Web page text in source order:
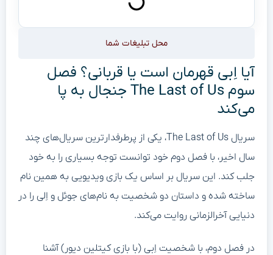
محل تبلیغات شما
آیا اِبی قهرمان است یا قربانی؟ فصل
سوم The Last of Us جنجال به پا
می‌کند
سریال The Last of Us، یکی از پرطرفدارترین سریال‌های چند
سال اخیر، با فصل دوم خود توانست توجه بسیاری را به خود
جلب کند. این سریال بر اساس یک بازی ویدیویی به همین نام
ساخته شده و داستان دو شخصیت به نام‌های جوئل و اِلی را در
دنیایی آخرالزمانی روایت می‌کند.
در فصل دوم، با شخصیت اِبی (با بازی کیتلین دیور) آشنا